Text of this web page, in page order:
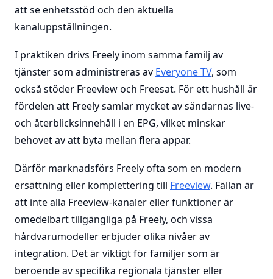
att se enhetsstöd och den aktuella
kanaluppställningen.
I praktiken drivs Freely inom samma familj av
tjänster som administreras av Everyone TV, som
också stöder Freeview och Freesat. För ett hushåll är
fördelen att Freely samlar mycket av sändarnas live-
och återblicksinnehåll i en EPG, vilket minskar
behovet av att byta mellan flera appar.
Därför marknadsförs Freely ofta som en modern
ersättning eller komplettering till Freeview. Fällan är
att inte alla Freeview-kanaler eller funktioner är
omedelbart tillgängliga på Freely, och vissa
hårdvarumodeller erbjuder olika nivåer av
integration. Det är viktigt för familjer som är
beroende av specifika regionala tjänster eller